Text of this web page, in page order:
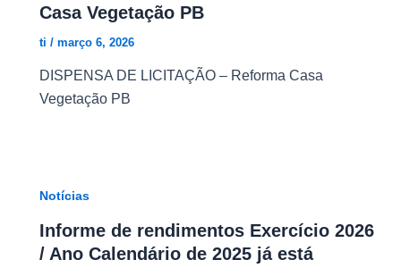
Casa Vegetação PB
ti / março 6, 2026
DISPENSA DE LICITAÇÃO – Reforma Casa
Vegetação PB
Notícias
Informe de rendimentos Exercício 2026
/ Ano Calendário de 2025 já está